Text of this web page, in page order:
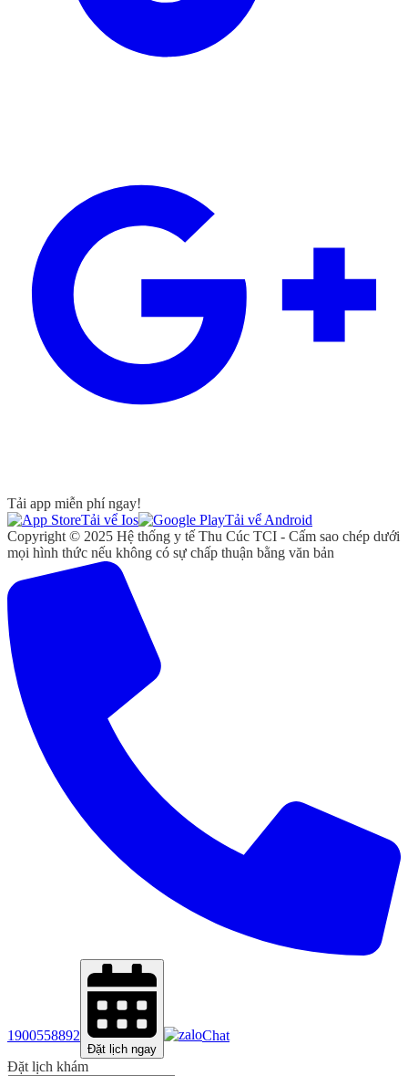
Tải app miễn phí ngay!
Tải vể Ios
Tải vể Android
Copyright © 2025 Hệ thống y tế Thu Cúc TCI - Cấm sao chép dưới
mọi hình thức nếu không có sự chấp thuận bằng văn bản
1900558892
Đặt lịch ngay
Chat
Đặt lịch khám